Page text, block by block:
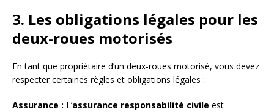
3. Les obligations légales pour les
deux-roues motorisés
En tant que propriétaire d’un deux-roues motorisé, vous devez
respecter certaines règles et obligations légales :
Assurance : L’assurance responsabilité civile est